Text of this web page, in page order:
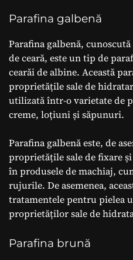
Parafina galbenă
Parafina galbenă,
de ceară, este un tip de
cearăi de albine. Această
proprietățile sale de
utilizată într-o varietate de
creme, loțiuni și săpunuri.
Parafina galbenă este, de
proprietățile sale de fixare
în produsele de machiaj,
rujurile. De asemenea,
tratamentele pentru pielea
proprietăților sale de
Parafina brună